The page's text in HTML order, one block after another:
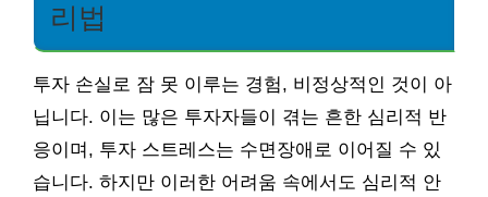
리법
투자 손실로 잠 못 이루는 경험, 비정상적인 것이 아
닙니다. 이는 많은 투자자들이 겪는 흔한 심리적 반
응이며, 투자 스트레스는 수면장애로 이어질 수 있
습니다. 하지만 이러한 어려움 속에서도 심리적 안